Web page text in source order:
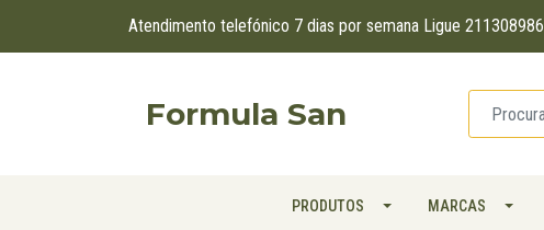
Atendimento telefónico 7 dias por semana Ligue 211308986
Formula San
PRODUTOS MARCAS